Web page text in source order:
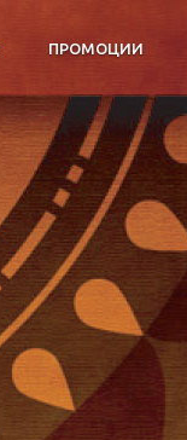
ПРОМОЦИИ